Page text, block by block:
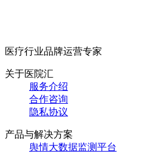
医疗行业品牌运营专家
关于医院汇
服务介绍
合作咨询
隐私协议
产品与解决方案
舆情大数据监测平台